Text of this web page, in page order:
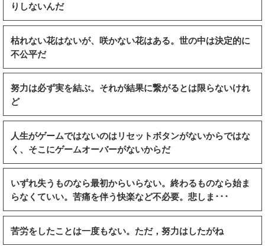
りしないんだ
枯れない花はないが、咲かない花はある。世の中は決定的に
不公平だ
努力は必ず実を結ぶ。それが結果に繋がるとは限らないけれ
ど
人生がゲームではないのはリセットボタンがないからではな
く、そこにゲームオーバーがないからだ
いずれ失うものなら最初からいらない。終わるものなら始ま
らなくていい。苦痛を伴う快楽など不必要。悲しま･･･
苦労をしたことは一度もない。ただ，努力はしたがね